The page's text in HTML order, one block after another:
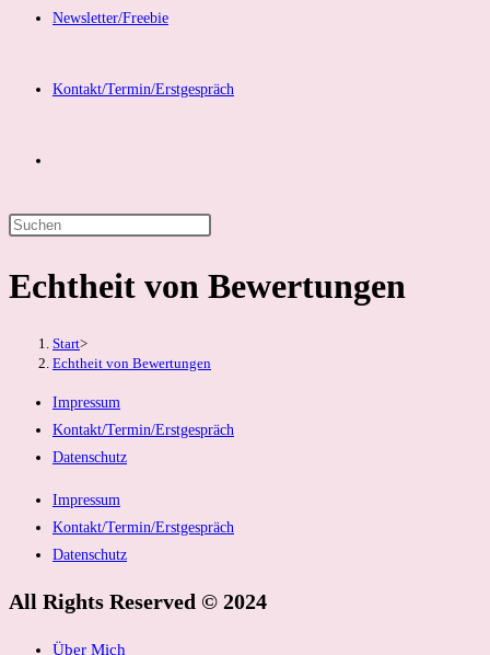
Newsletter/Freebie
Kontakt/Termin/Erstgespräch
Suche
umschalten
to
Echtheit von Bewertungen
Start>
Echtheit von Bewertungen
Impressum
Kontakt/Termin/Erstgespräch
Datenschutz
Impressum
Kontakt/Termin/Erstgespräch
Datenschutz
All Rights Reserved © 2024
Über Mich